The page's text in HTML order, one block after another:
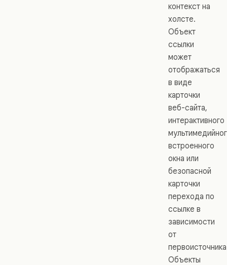
контекст на
холсте.
Объект
ссылки
может
отображаться
в виде
карточки
веб-сайта,
интерактивного
встроенного
окна или
безопасной
карточки
перехода по
ссылке в
зависимости
от
Объекты